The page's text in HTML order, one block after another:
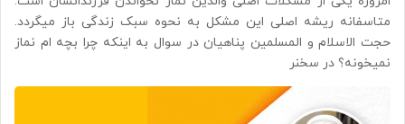
متاسفانه ریشه اصلی این مشکل به نحوه سبک زندگی باز میگردد.
حجت الاسلام و المسلمین پناهیان در سوال به اینکه چرا بچه ام نماز
نمیخونه؟ در سخنر